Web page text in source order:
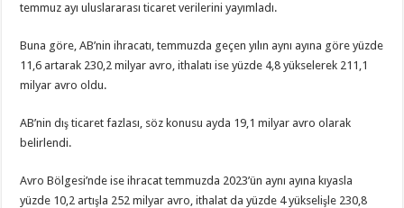
temmuz ayı uluslararası ticaret verilerini yayımladı.
Buna göre, AB’nin ihracatı, temmuzda geçen yılın aynı ayına göre yüzde
11,6 artarak 230,2 milyar avro, ithalatı ise yüzde 4,8 yükselerek 211,1
milyar avro oldu.
AB’nin dış ticaret fazlası, söz konusu ayda 19,1 milyar avro olarak
belirlendi.
Avro Bölgesi’nde ise ihracat temmuzda 2023’ün aynı ayına kıyasla
yüzde 10,2 artışla 252 milyar avro, ithalat da yüzde 4 yükselişle 230,8